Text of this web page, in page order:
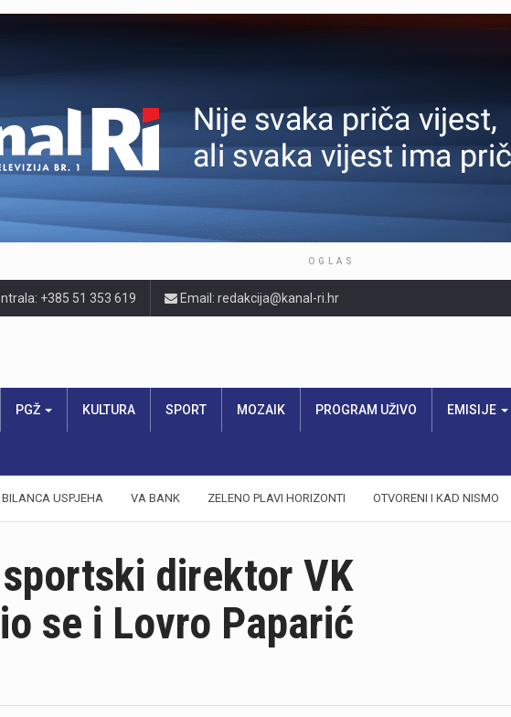
OGLAS
+385 51 353 619 Email: redakcija@kanal-ri.hr
PGŽ KULTURA SPORT MOZAIK PROGRAM UŽIVO EMISIJE
BILANCA USPJEHA VA BANK ZELENO PLAVI HORIZONTI OTVORENI I KAD NISMO
direktor VK
se i Lovro Paparić